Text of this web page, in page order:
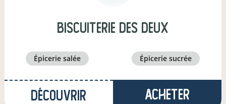
biscuiterie des deux
épicerie salée épicerie sucrée
Découvrir Acheter